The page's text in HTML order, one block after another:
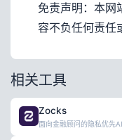
免责声明：本网
容不负任何责任
相关工具
Zocks